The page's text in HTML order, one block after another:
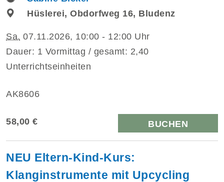
Hüslerei, Obdorfweg 16, Bludenz
Sa. 07.11.2026, 10:00 - 12:00 Uhr
Dauer: 1 Vormittag / gesamt: 2,40
Unterrichtseinheiten
AK8606
58,00 € BUCHEN
NEU Eltern-Kind-Kurs:
Klanginstrumente mit Upcycling